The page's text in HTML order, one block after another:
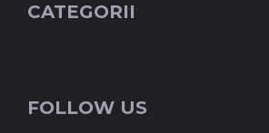
CATEGORII
FOLLOW US